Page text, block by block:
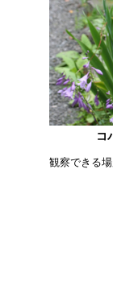
コ
観察できる